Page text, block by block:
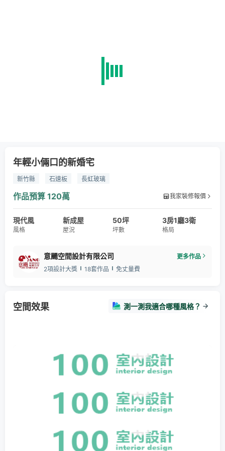
年輕小倆口的新婚宅
新竹縣 石速板 長虹玻璃
作品預算 120萬 我家裝修報價
現代風
風格
新成屋
屋況
50坪
坪數
3房1廳3衛
格局
意颺空間設計有限公司
更多作品
2項設計大獎
18套作品 免丈量費
空間效果 測一測我適合哪種風格？